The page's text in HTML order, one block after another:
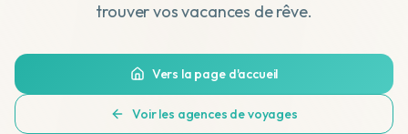
trouver vos vacances de rêve.
Vers la page d'accueil
Voir les agences de voyages